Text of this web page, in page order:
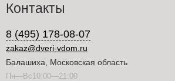
Контакты
8 (495) 178-08-07
zakaz@dveri-vdom.ru
Балашиха, Московская область
Пн—Вс10:00—21:00